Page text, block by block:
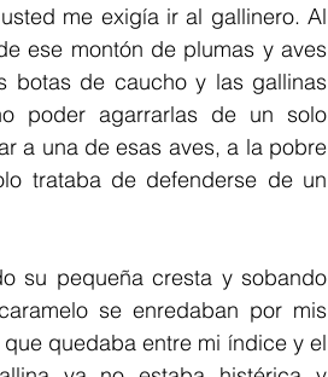
me exigía ir al gallinero. Al
ese montón de plumas y aves
botas de caucho y las gallinas
poder agarrarlas de un solo
a una de esas aves, a la pobre
trataba de defenderse de un
su pequeña cresta y sobando
se enredaban por mis
quedaba entre mi índice y el